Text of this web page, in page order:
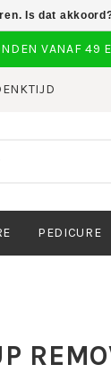
PEDICURE
Is dat